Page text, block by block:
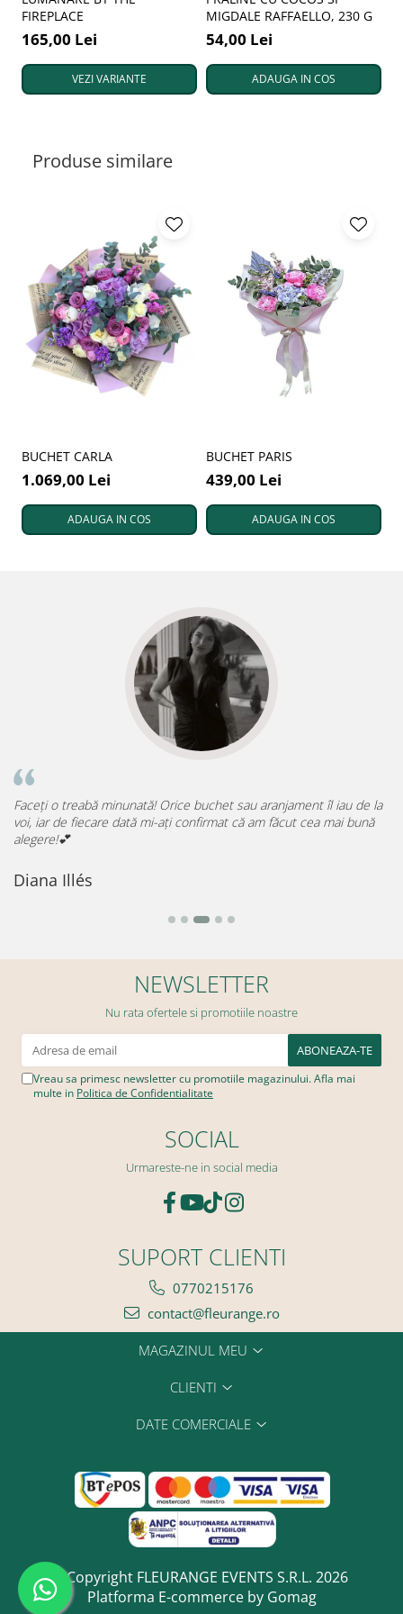
FIREPLACE
165,00 Lei
VEZI VARIANTE
MIGDALE RAFFAELLO, 230 G
54,00 Lei
ADAUGA IN COS
Produse similare
BUCHET CARLA
1.069,00 Lei
ADAUGA IN COS
BUCHET PARIS
439,00 Lei
ADAUGA IN COS
Diana Illés
Faceți o treabă minunată! Orice buchet sau aranjament îl iau de la
voi, iar de fiecare dată mi-ați confirmat că am făcut cea mai bună
alegere!💕
NEWSLETTER
Nu rata ofertele si promotiile noastre
Vreau sa primesc newsletter cu promotiile magazinului. Afla mai
multe in Politica de Confidentialitate
SOCIAL
Urmareste-ne in social media
SUPORT CLIENTI
0770215176
contact@fleurange.ro
MAGAZINUL MEU
CLIENTI
DATE COMERCIALE
©Copyright FLEURANGE EVENTS S.R.L. 2026
Platforma E-commerce by Gomag